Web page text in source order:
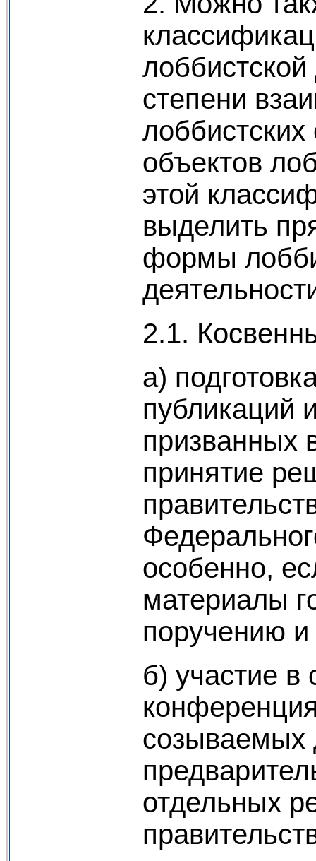
степени
лоббистских
объектов
этой
выделить
формы
2.1.
а)
публикаций
призванных
принятие
особенно,
материалы
поручению и
б) участие в
созываемых
отдельных